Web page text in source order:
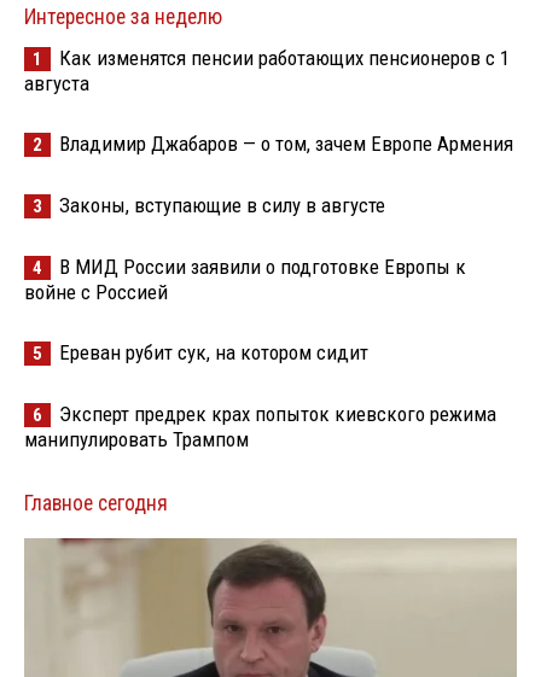
Интересное за неделю
1
Как изменятся пенсии работающих пенсионеров с 1
августа
2 Владимир Джабаров — о том, зачем Европе Армения
3 Законы, вступающие в силу в августе
4
В МИД России заявили о подготовке Европы к
войне с Россией
5 Ереван рубит сук, на котором сидит
6
Эксперт предрек крах попыток киевского режима
манипулировать Трампом
Главное сегодня